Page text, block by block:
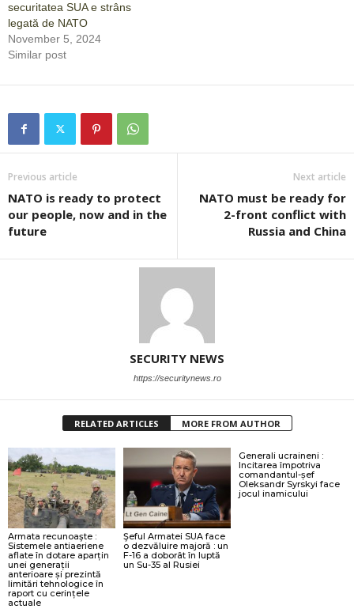
securitatea SUA e strâns
legată de NATO
November 5, 2024
Similar post
Previous article
NATO is ready to protect
our people, now and in the
future
Next article
NATO must be ready for
2-front conflict with
Russia and China
SECURITY NEWS
https://securitynews.ro
RELATED ARTICLES MORE FROM AUTHOR
Armata recunoaşte :
Sistemele antiaeriene
aflate în dotare aparțin
unei generații
anterioare și prezintă
limitări tehnologice în
raport cu cerințele
actuale
Şeful Armatei SUA face
o dezvăluire majoră : un
F-16 a doborât în luptă
un Su-35 al Rusiei
Generali ucraineni :
Incitarea împotriva
comandantul-șef
Oleksandr Syrskyi face
jocul inamicului